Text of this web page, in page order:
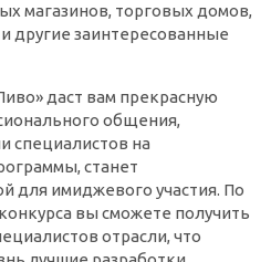
магазинов, торговых домов,
другие заинтересованные
даст вам прекрасную
общения,
специалистов на
станет
для имиджевого участия. По
вы сможете получить
отрасли, что